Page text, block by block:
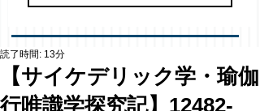
【サイケデリック学・瑜伽
行唯識学探究記】12482-
読了時間: 13分